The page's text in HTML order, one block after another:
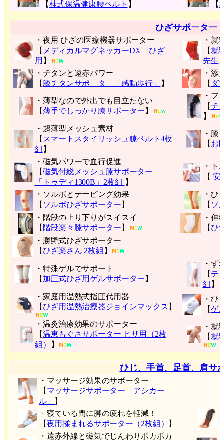
【桂式保温健康腰ベルト 】 【
ひざサポーター
・夜用 ひざの医療機器サポーター
【 メディカルマグネッカーDX ひざ
用 】
・
【
先生
・チタンと遠赤パワー
【 膝チタンサポーター「感動歩行」 】
・
【
・薄型なので外出でも目立たない
【薄手でしっかり膝サポーター 】
・
【チ
】
・超薄型メッシュ素材
【 スマートスタイリッシュ膝ベルト4枚
組 】
・
【
・磁気パワーで血行促進
【磁気付総メッシュ膝サポーター
「トゥディ1300B」2枚組 】
・
【
・ソルボとテーピング効果
【 ソルボひざサポーター 】
・
【
・階段の上り下りがスイスイ
【 階段楽々膝サポーター 】
・
【ひ
・勝野式ひざサポーター
【ひざ楽さん 2枚組 】
・特殊ゲルでサポート
【 加圧式ひざ用ゲルサポーター 】
・
【
組 】
・家庭用温熱式指圧代用器
【ひざ用温熱治療器ジョインマックス 】
・
【ゲ
・温灸治療効果のサポーター
【温恵もぐさサポーター ヒザ用（2枚
組）
】
・
【
ひじ、手首、足首、肩サ
・マッサージ効果のサポーター
【 マッサージサポーター「アシカー
ル」
】
・寝ている間に脚の疲れを軽減！
【夜用揉まれるサポーター（2枚組） 】
・遠赤外線と磁気でじんわりポカポカ